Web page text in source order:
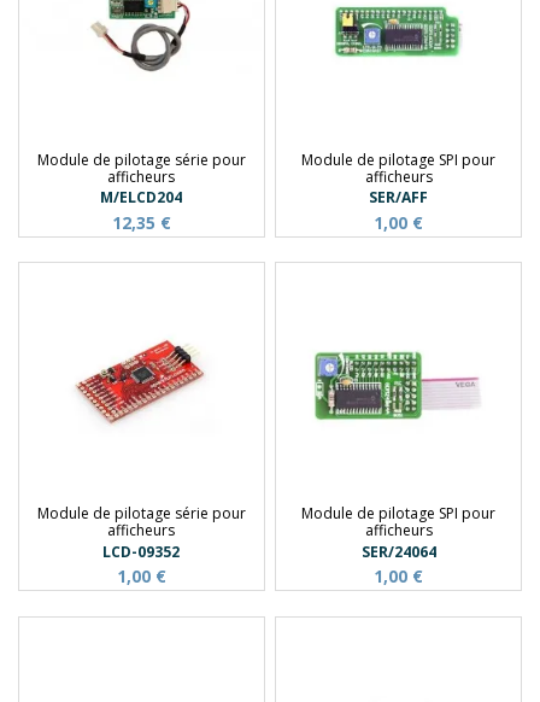
Module de pilotage série pour
afficheurs
M/ELCD204
12,35 €
Module de pilotage SPI pour
afficheurs
SER/AFF
1,00 €
Module de pilotage série pour
afficheurs
LCD-09352
1,00 €
Module de pilotage SPI pour
afficheurs
SER/24064
1,00 €